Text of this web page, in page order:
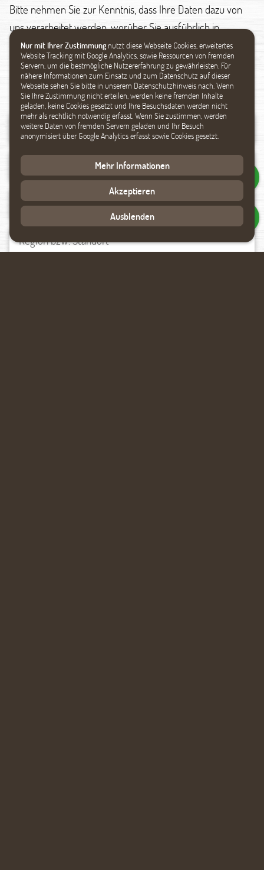
Nur mit Ihrer Zustimmung nutzt diese Webseite Cookies, erweitertes
Website Tracking mit Google Analytics, sowie Ressourcen von fremden
Servern, um die bestmögliche Nutzererfahrung zu gewährleisten. Für
nähere Informationen zum Einsatz und zum Datenschutz auf dieser
Webseite sehen Sie bitte in unserem Datenschutzhinweis nach. Wenn
Sie Ihre Zustimmung nicht erteilen, werden keine fremden Inhalte
geladen, keine Cookies gesetzt und Ihre Besuchsdaten werden nicht
mehr als rechtlich notwendig erfasst. Wenn Sie zustimmen, werden
weitere Daten von fremden Servern geladen und Ihr Besuch
anonymisiert über Google Analytics erfasst sowie Cookies gesetzt.
Mehr Informationen
Akzeptieren
Ausblenden
Bitte nehmen Sie zur Kenntnis, dass Ihre Daten dazu von
uns verarbeitet werden, worüber Sie ausführlich in
unseren Datenschutzbestimmungen lesen können.
Datenschutz